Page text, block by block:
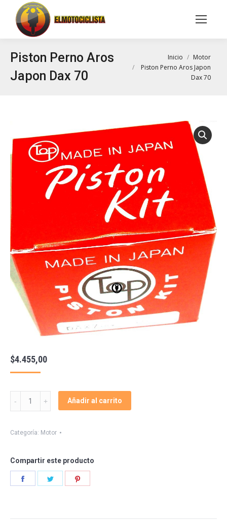
Buscar:
Piston Perno Aros
Japon Dax 70
Inicio
Motor
Piston Perno Aros Japon
Dax 70
$4.455,00
Piston
Japon
quantity
Añadir al carrito
Categoría: Motor
Compartir este producto